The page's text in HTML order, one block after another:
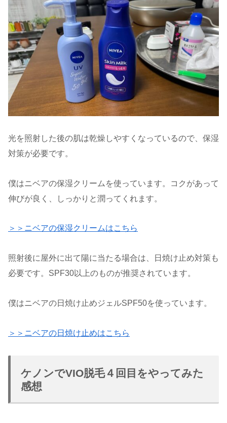
光を照射した後の肌は乾燥しやすくなっているので、保湿
対策が必要です。
僕はニベアの保湿クリームを使っています。コクがあって
伸びが良く、しっかりと潤ってくれます。
＞＞ニベアの保湿クリームはこちら
照射後に屋外に出て陽に当たる場合は、日焼け止め対策も
必要です。SPF30以上のものが推奨されています。
僕はニベアの日焼け止めジェルSPF50を使っています。
＞＞ニベアの日焼け止めはこちら
ケノンでVIO脱毛４回目をやってみた
感想